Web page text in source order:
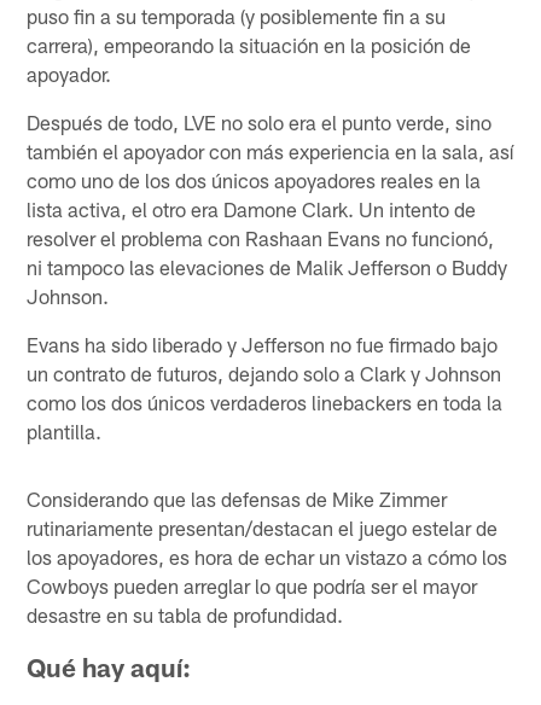
puso fin a su temporada (y posiblemente fin a su
carrera), empeorando la situación en la posición de
apoyador.
Después de todo, LVE no solo era el punto verde, sino
también el apoyador con más experiencia en la sala, así
como uno de los dos únicos apoyadores reales en la
lista activa, el otro era Damone Clark. Un intento de
resolver el problema con Rashaan Evans no funcionó,
ni tampoco las elevaciones de Malik Jefferson o Buddy
Johnson.
Evans ha sido liberado y Jefferson no fue firmado bajo
un contrato de futuros, dejando solo a Clark y Johnson
como los dos únicos verdaderos linebackers en toda la
plantilla.
Considerando que las defensas de Mike Zimmer
rutinariamente presentan/destacan el juego estelar de
los apoyadores, es hora de echar un vistazo a cómo los
Cowboys pueden arreglar lo que podría ser el mayor
desastre en su tabla de profundidad.
Qué hay aquí: